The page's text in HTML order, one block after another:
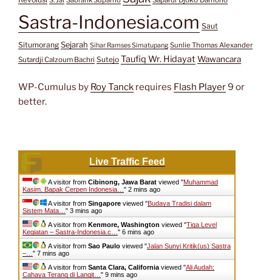
Sastra-Indonesia.com Saut
Situmorang Sejarah Sihar Ramses Simatupang Sunlie Thomas Alexander
Sutardji Calzoum Bachri Sutejo Taufiq Wr. Hidayat Wawancara
WP-Cumulus by Roy Tanck requires Flash Player9 or
better.
Live Traffic Feed
A visitor from Cibinong, Jawa Barat viewed "Muhammad
Kasim, Bapak Cerpen Indonesia… " 2 mins ago
A visitor from Singapore viewed "Budaya Tradisi dalam
Sistem Mata… " 3 mins ago
A visitor from Kenmore, Washington viewed "Tiga Level
Kegiatan – Sastra-Indonesia.c… " 6 mins ago
A visitor from Sao Paulo viewed "Jalan Sunyi Kritik(us) Sastra
–… " 7 mins ago
A visitor from Santa Clara, California viewed "Ali Audah;
Cahaya Terang di Langit… " 9 mins ago